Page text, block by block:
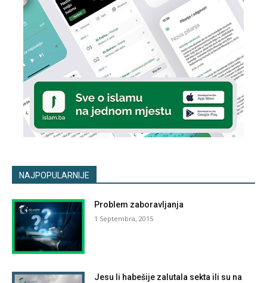
NAJPOPULARNIJE
Problem zaboravljanja
1 Septembra, 2015
Jesu li habešije zalutala sekta ili su na